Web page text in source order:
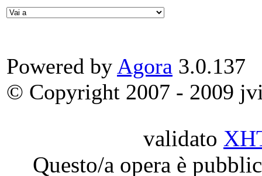
Powered by Agora 3.0.137
© Copyright 2007 - 2009
validato
Questo/a opera è